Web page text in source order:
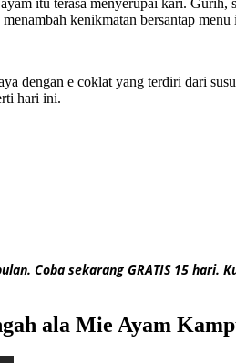
itu terasa menyerupai kari.
kenikmatan bersantap menu
dengan e coklat yang terdiri dari
hari ini.
Coba sekarang GRATIS 15 hari.
ala Mie Ayam